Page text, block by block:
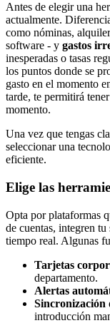
Antes de elegir una
actualmente.
como nóminas,
software - y gastos
inesperadas o tasas
los puntos donde se
gasto en el momento
tarde, te permitirá
momento.
Una vez que tengas
seleccionar una
eficiente.
Elige las
Opta por plataformas
de cuentas, integren
tiempo real. Algunas
Tarjetas
departamento.
Alertas
Sincronización
introducción